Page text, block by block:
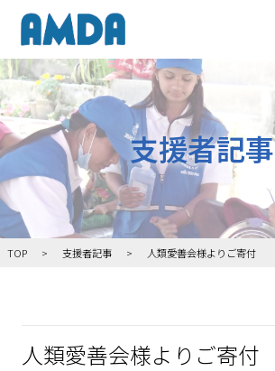
支援者記事
TOP 支援者記事 人類愛善会様よりご寄付
人類愛善会様よりご寄付